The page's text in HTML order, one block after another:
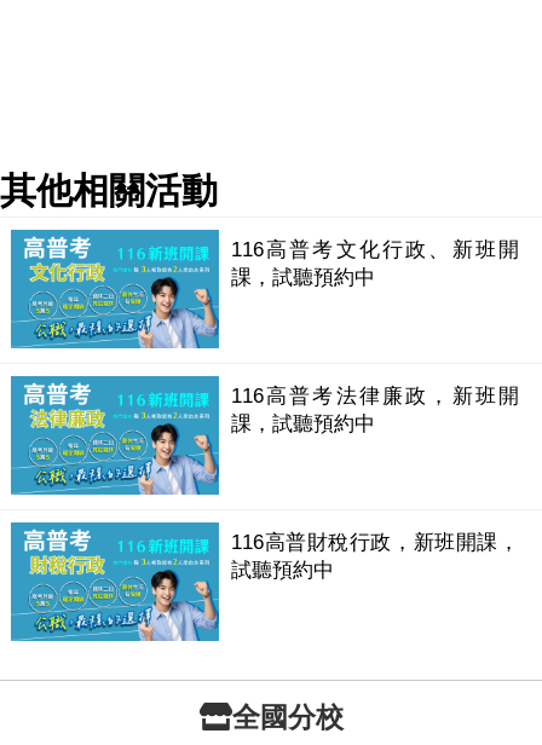
其他相關活動
116高普考文化行政、新班開
課，試聽預約中
116高普考法律廉政，新班開
課，試聽預約中
116高普財稅行政，新班開課，
試聽預約中
全國分校